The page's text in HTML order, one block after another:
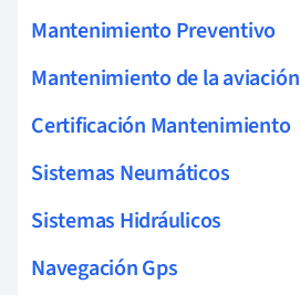
Mantenimiento Preventivo
Mantenimiento de la aviación
Certificación Mantenimiento
Sistemas Neumáticos
Sistemas Hidráulicos
Navegación Gps